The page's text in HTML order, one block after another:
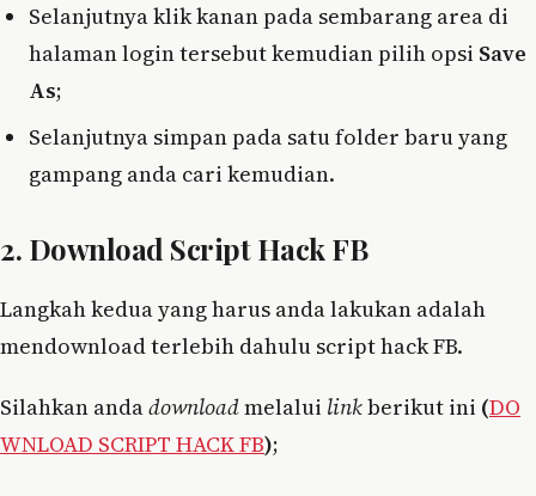
Selanjutnya klik kanan pada sembarang area di
halaman login tersebut kemudian pilih opsi Save
As;
Selanjutnya simpan pada satu folder baru yang
gampang anda cari kemudian.
2. Download Script Hack FB
Langkah kedua yang harus anda lakukan adalah
mendownload terlebih dahulu script hack FB.
Silahkan andadownloadmelalui linkberikut ini (DO
WNLOAD SCRIPT HACK FB);